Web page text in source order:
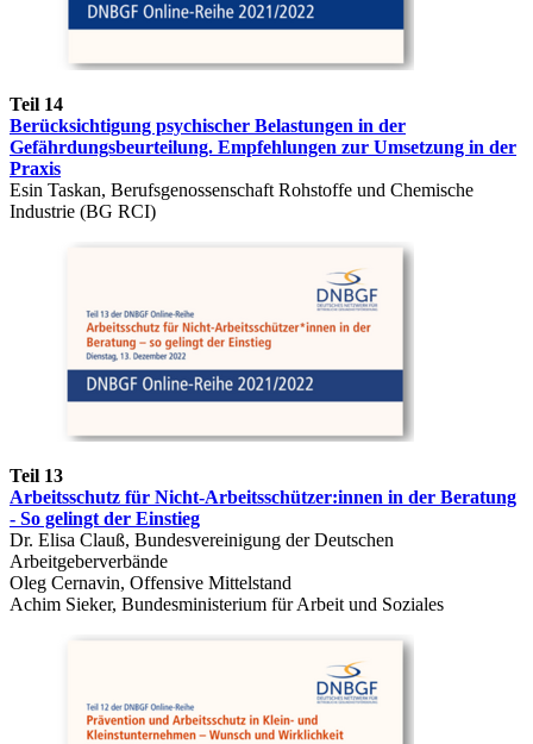
Teil 14
Berücksichtigung psychischer Belastungen in der
Gefährdungsbeurteilung. Empfehlungen zur Umsetzung in der
Praxis
Esin Taskan, Berufsgenossenschaft Rohstoffe und Chemische
Industrie (BG RCI)
Teil 13
Arbeitsschutz für Nicht-Arbeitsschützer:innen in der Beratung
- So gelingt der Einstieg
Dr. Elisa Clauß, Bundesvereinigung der Deutschen
Arbeitgeberverbände
Oleg Cernavin, Offensive Mittelstand
Achim Sieker, Bundesministerium für Arbeit und Soziales